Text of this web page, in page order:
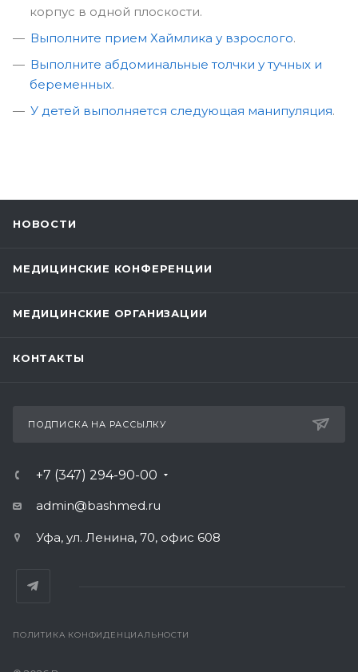
корпус в одной плоскости.
Выполните прием Хаймлика у взрослого.
Выполните абдоминальные толчки у тучных и
беременных.
У детей выполняется следующая манипуляция.
НОВОСТИ
МЕДИЦИНСКИЕ КОНФЕРЕНЦИИ
МЕДИЦИНСКИЕ ОРГАНИЗАЦИИ
КОНТАКТЫ
ПОДПИСКА НА РАССЫЛКУ
+7 (347) 294-90-00
admin@bashmed.ru
Уфа, ул. Ленина, 70, офис 608
ПОЛИТИКА КОНФИДЕНЦИАЛЬНОСТИ